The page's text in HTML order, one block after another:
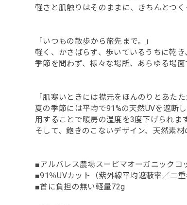
軽さと肌触りはそのままに、きちんとつく
「いつもの散歩から旅先まで。」
軽く、かさばらず、歩いているうちに乾き
季節を問わず、様々な場所、あらゆる場面
「肌寒いときには襟元をほんのりとあたた
夏の季節には平均で91%の天然UVを遮断
用することで暖房の温度を3度下げられます
そして、飽きのこないデザイン、天然素
■アルバレス農場スーピマオーガニックコ
■91％UVカット（紫外線平均遮蔽率／二
■首に負担の無い軽量72g